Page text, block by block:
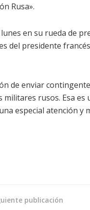
Rusa».
en su rueda de
del presidente
de enviar
rusos. Esa es
especial atención y
publicación